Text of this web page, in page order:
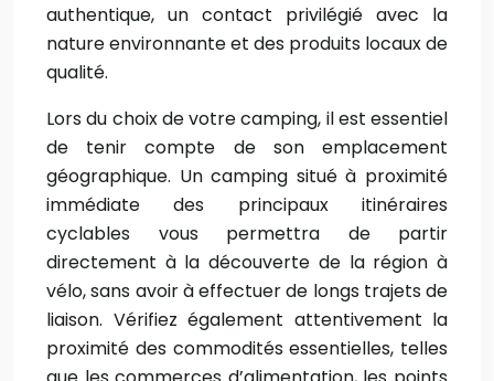
authentique, un contact privilégié avec la
nature environnante et des produits locaux de
qualité.
Lors du choix de votre camping, il est essentiel
de tenir compte de son emplacement
géographique. Un camping situé à proximité
immédiate des principaux itinéraires
cyclables vous permettra de partir
directement à la découverte de la région à
vélo, sans avoir à effectuer de longs trajets de
liaison. Vérifiez également attentivement la
proximité des commodités essentielles, telles